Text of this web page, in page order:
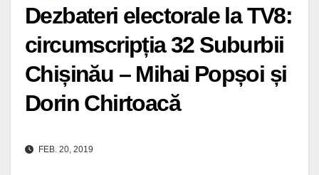
Dezbateri electorale la TV8:
circumscripția 32 Suburbii
Chișinău – Mihai Popșoi și
Dorin Chirtoacă
FEB. 20, 2019